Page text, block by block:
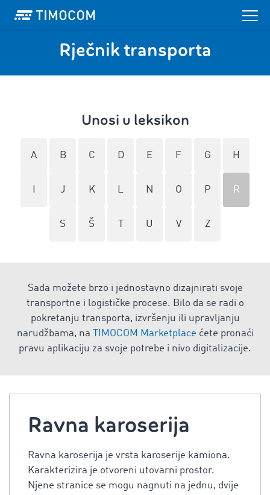
Rječnik transporta
Unosi u leksikon
A B C D E F G H
J K L N O P R
S Š U V Z
Sada možete brzo i jednostavno dizajnirati svoje
transportne i logističke procese. Bilo da se radi o
pokretanju transporta, izvršenju ili upravljanju
narudžbama, na
TIMOCOM Marketplace ćete pronaći
pravu aplikaciju za svoje potrebe i nivo digitalizacije.
Ravna karoserija
Ravna karoserija je vrsta karoserije kamiona.
Karakterizira je otvoreni utovarni prostor.
Njene stranice se mogu nagnuti na jednu, dvije